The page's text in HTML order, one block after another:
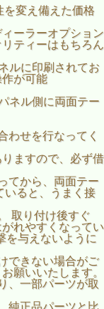
ル。見た目のク
ッティング精度に
を変え備えた価
クオリティー差が
ルに印刷されて
操作が可能。
ネル側に両面テ
を変え備えた価格
ーラーオプション
ティーはもちろん
ルに印刷されてお
が可能
ネル側に両面テー
わせを行なってく
ますので、必ず借
てから、両面テー
いると、うまく接
取り付け後すぐ
れやすくなってい
を与えないように
できない場合がご
願いいたします。
、一部パーツが取
純正品パーツと比